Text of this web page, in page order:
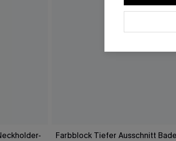
Farbblock Tiefer Ausschnitt